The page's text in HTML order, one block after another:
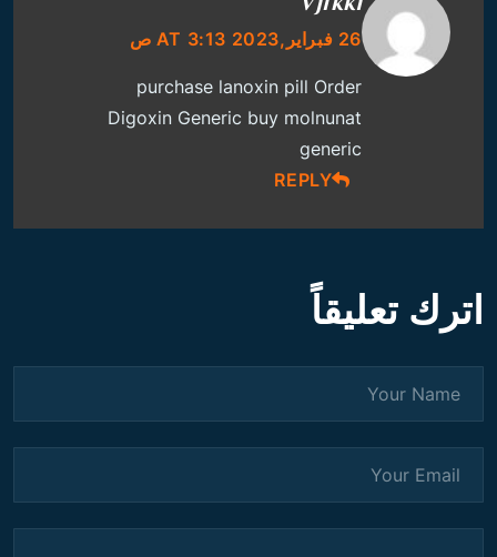
26 فبراير,2023 AT 3:13 ص
purchase lanoxin pill Order
Digoxin Generic buy molnunat
generic
REPLY
اترك تعليقاً